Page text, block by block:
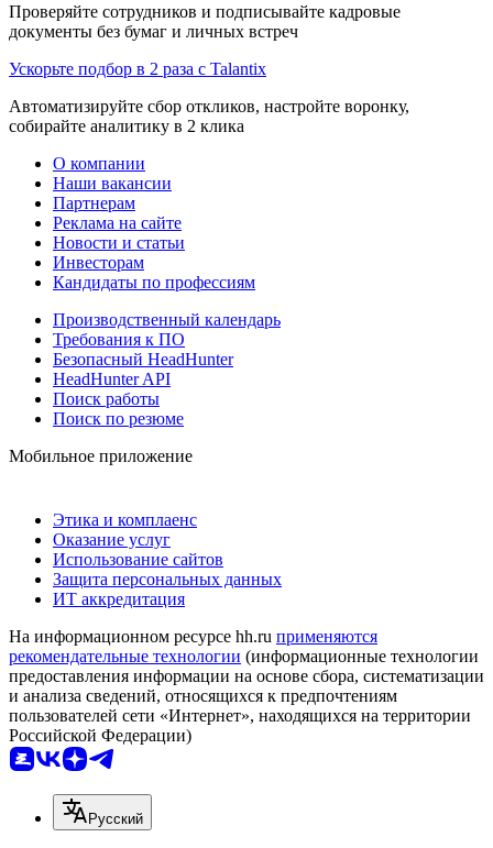
Проверяйте сотрудников и подписывайте кадровые
документы без бумаг и личных встреч
Ускорьте подбор в 2 раза с Talantix
Автоматизируйте сбор откликов, настройте воронку,
собирайте аналитику в 2 клика
О компании
Наши вакансии
Партнерам
Реклама на сайте
Новости и статьи
Инвесторам
Кандидаты по профессиям
Производственный календарь
Требования к ПО
Безопасный HeadHunter
HeadHunter API
Поиск работы
Поиск по резюме
Мобильное приложение
Этика и комплаенс
Оказание услуг
Использование сайтов
Защита персональных данных
ИТ аккредитация
На информационном ресурсе hh.ru применяются
рекомендательные технологии (информационные технологии
предоставления информации на основе сбора, систематизации
и анализа сведений, относящихся к предпочтениям
пользователей сети «Интернет», находящихся на территории
Российской Федерации)
Русский